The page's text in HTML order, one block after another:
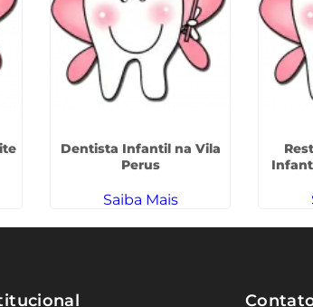
Dentista Infantil na Vila
Perus
Saiba Mais